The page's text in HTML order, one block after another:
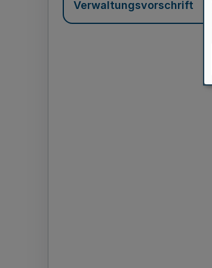
Verwaltungsvorschrift